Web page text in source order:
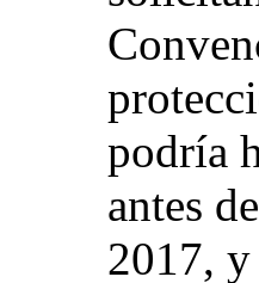
podría
antes
2017,